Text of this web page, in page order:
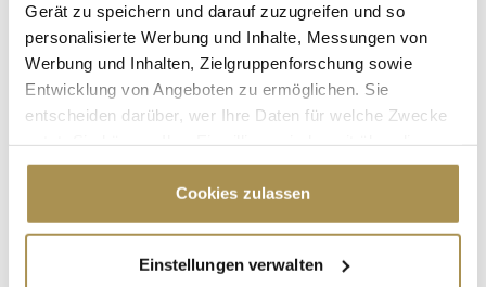
Gerät zu speichern und darauf zuzugreifen und so
personalisierte Werbung und Inhalte, Messungen von
Werbung und Inhalten, Zielgruppenforschung sowie
Entwicklung von Angeboten zu ermöglichen. Sie
entscheiden darüber, wer Ihre Daten für welche Zwecke
Cookie-Erklärung oder durch Klicken auf das Privacy
Trigger Symbol ändern oder widerrufen
Informationen über Ihre geografische Lage
Cookies zulassen
Einstellungen verwalten